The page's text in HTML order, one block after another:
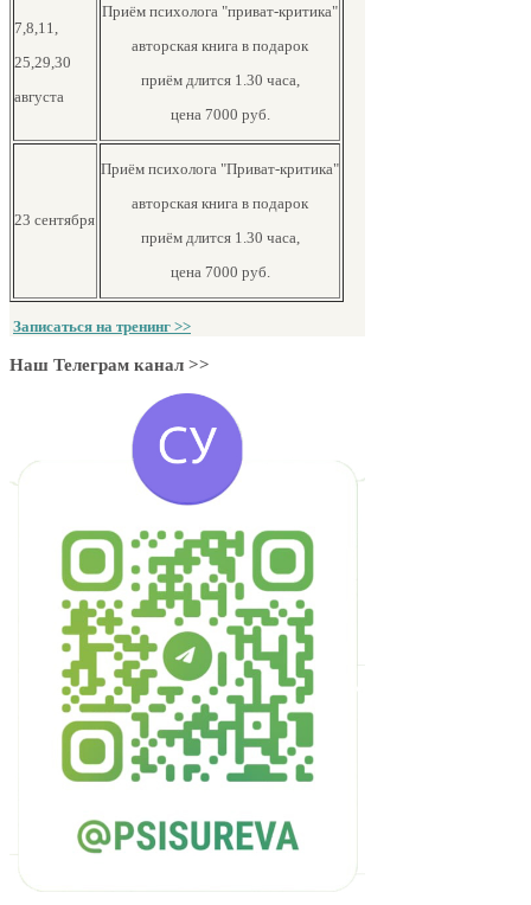
7,8,11,
25,29,30
августа
Приём психолога "приват-критика"
авторская книга в подарок
приём длится 1.30 часа,
цена 7000 руб.
23 сентября
Приём психолога "Приват-критика"
авторская книга в подарок
приём длится 1.30 часа,
цена 7000 руб.
Записаться на тренинг >>
Наш Телеграм канал >>